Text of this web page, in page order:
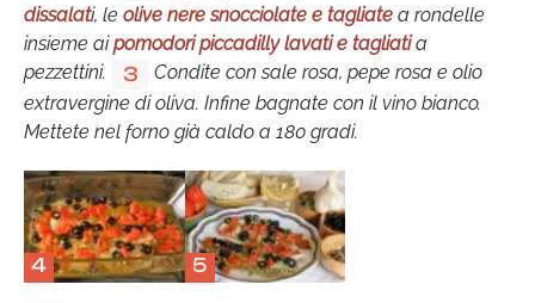
dissalati, le olive nere snocciolate e tagliate a rondelle
insieme aipomodori piccadilly lavati e tagliati a
pezzettini.
3
Condite con sale rosa, pepe rosa e olio
extravergine di oliva. Infine bagnate con il vino bianco.
Mettete nel forno già caldo a 180 gradi.
4 5